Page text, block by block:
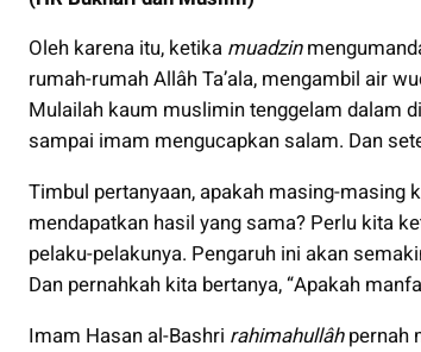
Oleh karena itu, ketika muadzin
rumah-rumah Allâh Ta’ala, mengambil air
Mulailah kaum muslimin tenggelam dalam
sampai imam mengucapkan salam. Dan
Timbul pertanyaan, apakah masing-
mendapatkan hasil yang sama? Perlu kita
pelaku-pelakunya. Pengaruh ini akan
Dan pernahkah kita bertanya, “Apakah
Imam Hasan al-Bashri rahimahullâhpernah